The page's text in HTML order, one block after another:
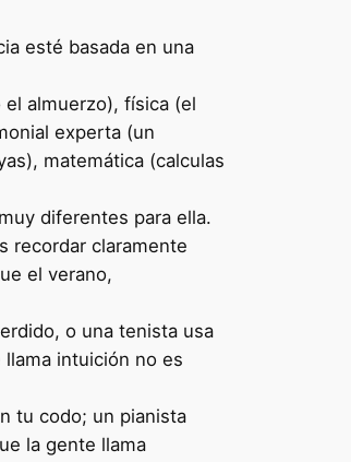
esté basada en una
almuerzo), física (el
experta (un
matemática (calculas
diferentes para ella.
recordar claramente
el verano,
o una tenista usa
intuición no es
tu codo; un pianista
la gente llama